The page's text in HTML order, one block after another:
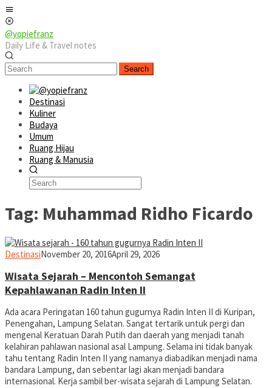
Skip
to
content
@yopiefranz
Daily Life & Travel notes
Search
Destinasi
Kuliner
Budaya
Umum
Ruang Hijau
Ruang & Manusia
Tag: Muhammad Ridho Ficardo
Destinasiyopiefranz
November 20, 2016April 29, 2026
Wisata Sejarah – Mencontoh Semangat
Kepahlawanan Radin Inten II
Ada acara Peringatan 160 tahun gugurnya Radin Inten II di Kuripan,
Penengahan, Lampung Selatan. Sangat tertarik untuk pergi dan
mengenal Keratuan Darah Putih dan daerah yang menjadi tanah
kelahiran pahlawan nasional asal Lampung. Selama ini tidak banyak
tahu tentang Radin Inten II yang namanya diabadikan menjadi nama
bandara Lampung, dan sebentar lagi akan menjadi bandara
internasional. Kerja sambil ber-wisata sejarah di Lampung Selatan.